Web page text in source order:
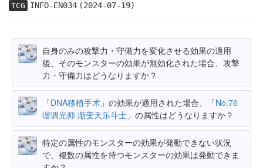
TCG INFO-EN034(2024-07-19)
自身のみの攻撃力・守備力を変化させる効果の適用
後、そのモンスターの効果が無効化された場合、攻撃
力・守備力はどうなりますか？
「DNA移植手术 」の効果が適用された場合、「No.76
谐调光师 渐变天乐斗士 」の属性はどうなりますか？
特定の属性のモンスターの効果が発動できない状況
で、複数の属性を持つモンスターの効果は発動できま